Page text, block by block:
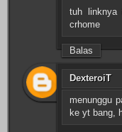
tuh linknya
crhome
Balas
DexteroiT
menunggu
ke yt bang,